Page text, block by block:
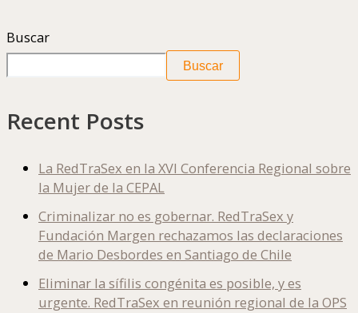
Buscar
Buscar
Recent Posts
La RedTraSex en la XVI Conferencia Regional sobre
la Mujer de la CEPAL
Criminalizar no es gobernar. RedTraSex y
Fundación Margen rechazamos las declaraciones
de Mario Desbordes en Santiago de Chile
Eliminar la sífilis congénita es posible, y es
urgente. RedTraSex en reunión regional de la OPS